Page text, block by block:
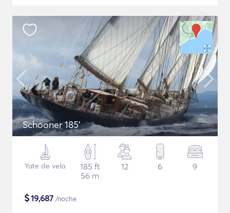
Schooner 185'
Yate de vela
185 ft
56 m
12 6 9
$19,687 /noche